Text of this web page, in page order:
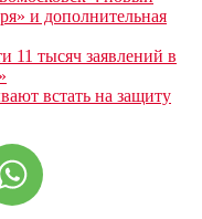
и дополнительная
11 тысяч заявлений в
встать на защиту